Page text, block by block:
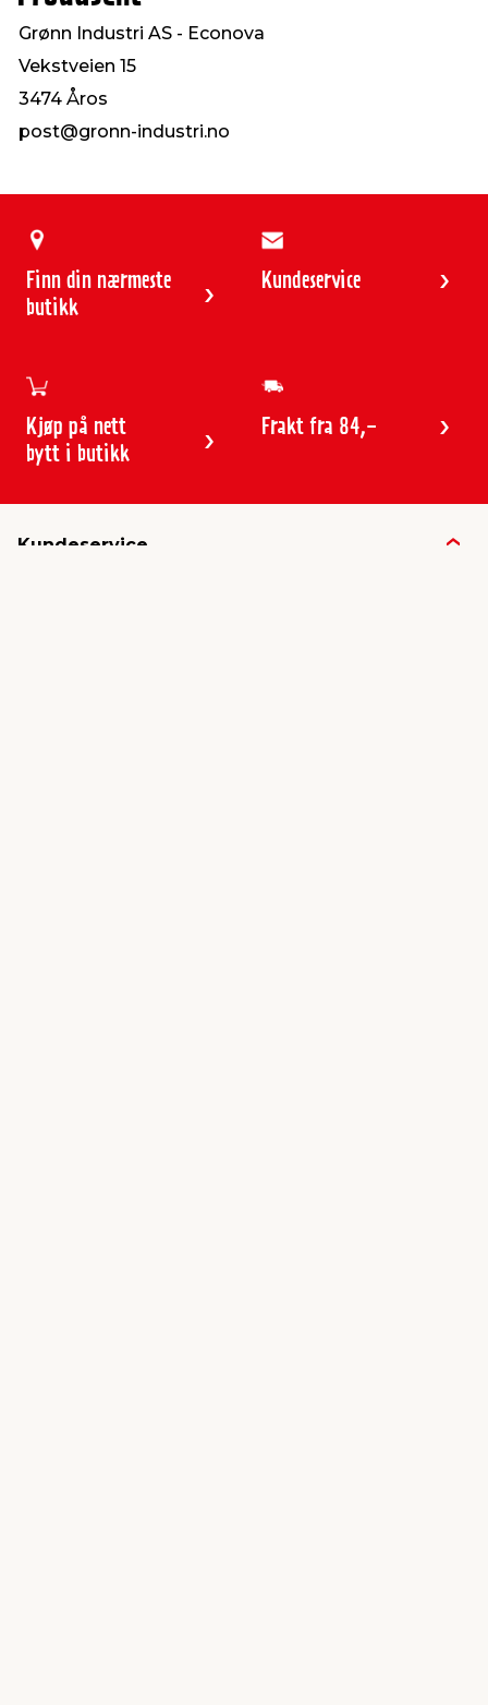
Grønn Industri AS - Econova
Vekstveien 15
3474 Åros
post@gronn-industri.no
Finn din nærmeste
butikk
Kundeservice
Kjøp på nett
bytt i butikk
Frakt fra 84,-
Kundeservice